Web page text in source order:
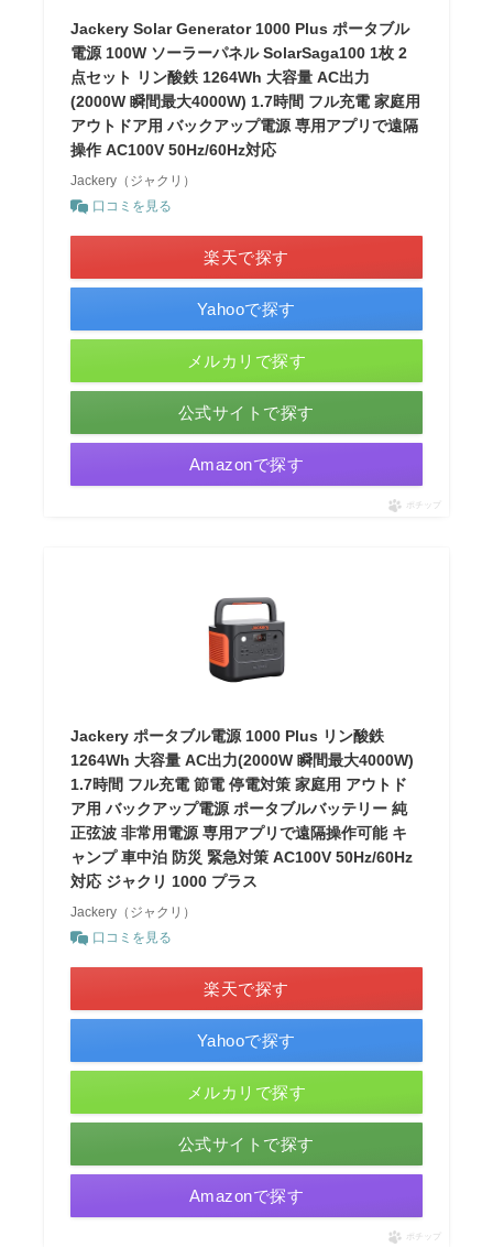
Jackery Solar Generator 1000 Plus ポータブル
電源 100W ソーラーパネル SolarSaga100 1枚 2
点セット リン酸鉄 1264Wh 大容量 AC出力
(2000W 瞬間最大4000W) 1.7時間 フル充電 家庭用
アウトドア用 バックアップ電源 専用アプリで遠隔
操作 AC100V 50Hz/60Hz対応
Jackery（ジャクリ）
口コミを見る
楽天で探す
Yahooで探す
メルカリで探す
公式サイトで探す
Amazonで探す
ポチップ
Jackery ポータブル電源 1000 Plus リン酸鉄
1264Wh 大容量 AC出力(2000W 瞬間最大4000W)
1.7時間 フル充電 節電 停電対策 家庭用 アウトド
ア用 バックアップ電源 ポータブルバッテリー 純
正弦波 非常用電源 専用アプリで遠隔操作可能 キ
ャンプ 車中泊 防災 緊急対策 AC100V 50Hz/60Hz
対応 ジャクリ 1000 プラス
Jackery（ジャクリ）
口コミを見る
楽天で探す
Yahooで探す
メルカリで探す
公式サイトで探す
Amazonで探す
ポチップ